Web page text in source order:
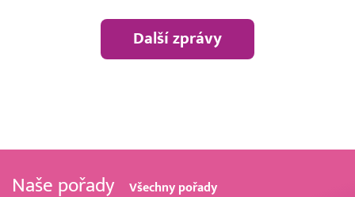
Další zprávy
Naše pořady Všechny pořady